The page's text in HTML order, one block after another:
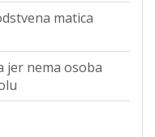
matica
jer nema osoba